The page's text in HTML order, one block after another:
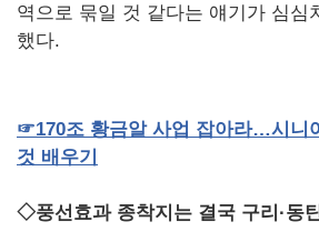
역으로 묶일 것 같다는 얘기가 심심
했다.
☞170조 황금알 사업 잡아라…시니
것 배우기
◇풍선효과 종착지는 결국 구리·동